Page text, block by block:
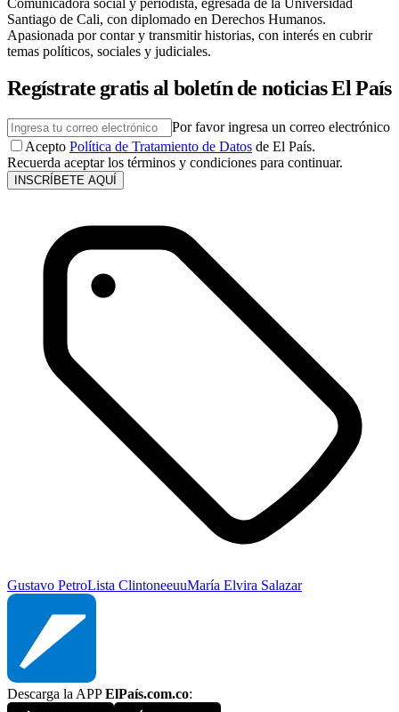
Santiago de Cali, con diplomado en Derechos Humanos.
Apasionada por contar y transmitir historias, con interés en cubrir
temas políticos, sociales y judiciales.
Regístrate gratis al boletín de noticias El País
Por favor ingresa un correo electrónico
Acepto Política de Tratamiento de Datos de El País.
Recuerda aceptar los términos y condiciones para continuar.
INSCRÍBETE AQUÍ
Gustavo PetroLista ClintoneeuuMaría Elvira Salazar
Descarga la APPElPaís.com.co: